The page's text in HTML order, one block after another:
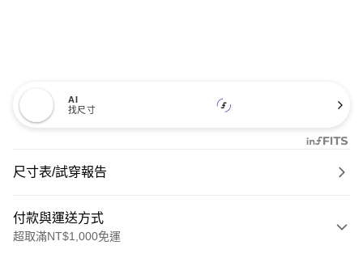
AI
找尺寸
尺寸表/試穿報告
付款與運送方式
超取滿NT$1,000免運